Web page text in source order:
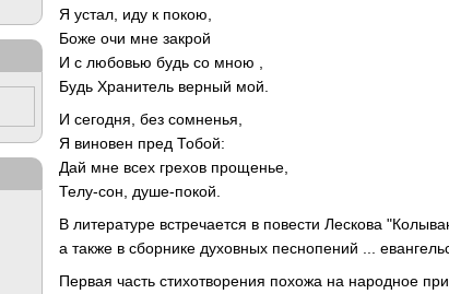
Я устал, иду к покою,
Боже очи мне закрой
И с любовью будь со мною ,
Будь Хранитель верный мой.
И сегодня, без сомненья,
Я виновен пред Тобой:
Дай мне всех грехов прощенье,
Телу-сон, душе-покой.
В литературе встречается в повести Лескова
а также в сборнике духовных песнопений ...
Первая часть стихотворения похожа на народное